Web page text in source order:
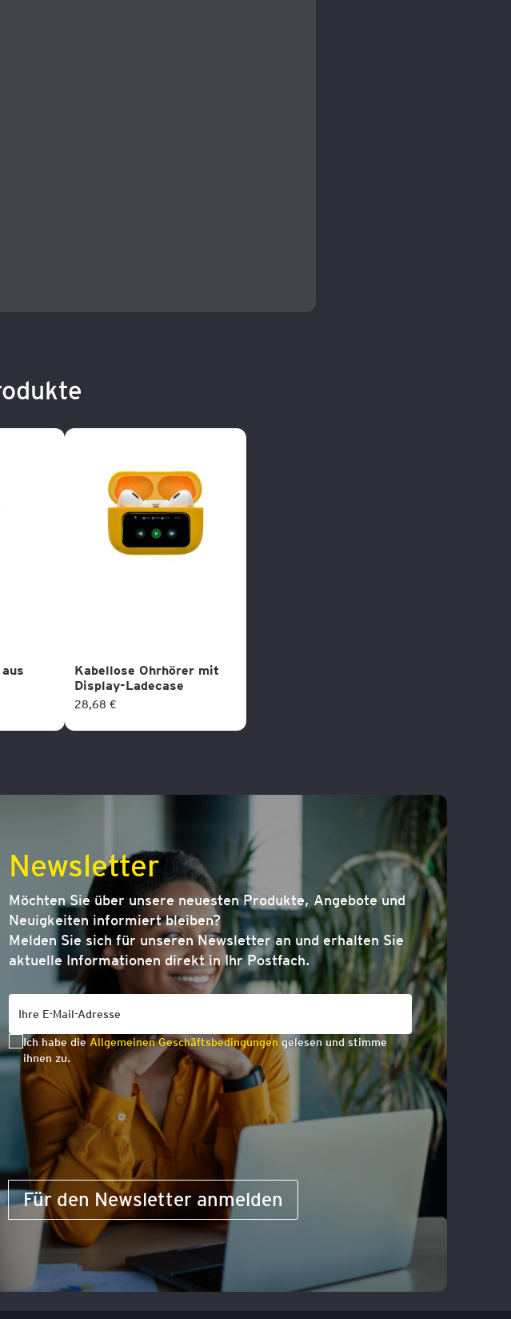
Kabellose Ohrhörer mit
Display-Ladecase
28,68 €
Newsletter
Möchten Sie über unsere neuesten Produkte, Angebote und
Neuigkeiten informiert bleiben?
Melden Sie sich für unseren Newsletter an und erhalten Sie
aktuelle Informationen direkt in Ihr Postfach.
Ich habe die Allgemeinen Geschäftsbedingungengelesen und stimme
ihnen zu.
Für den Newsletter anmelden